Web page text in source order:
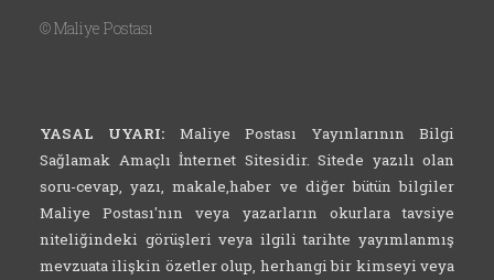
©Maliye Postası
YASAL UYARI: Maliye Postası Yayınlarının Bilgi
Sağlamak Amaçlı İnternet Sitesidir. Sitede yazılı olan
soru-cevap, yazı, makale,haber ve diğer bütün bilgiler
Maliye Postası'nın veya yazarların okurlara tavsiye
niteliğindeki görüşleri veya ilgili tarihte yayımlanmış
mevzuata ilişkin özetler olup, herhangi bir kimseyi veya